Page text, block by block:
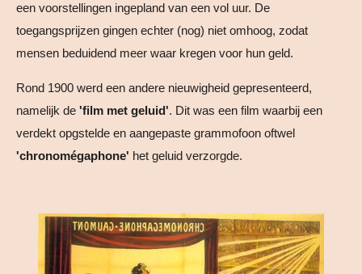
een voorstellingen ingepland van een vol uur. De
toegangsprijzen gingen echter (nog) niet omhoog, zodat
mensen beduidend meer waar kregen voor hun geld.
Rond 1900 werd een andere nieuwigheid gepresenteerd,
namelijk de 'film met geluid'. Dit was een film waarbij een
verdekt opgstelde en aangepaste grammofoon oftwel
'chronomégaphone' het geluid verzorgde.